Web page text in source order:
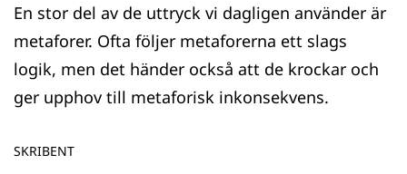
En stor del av de uttryck vi dagligen använder är
metaforer. Ofta följer metaforerna ett slags
logik, men det händer också att de krockar och
ger upphov till metaforisk inkonsekvens.
SKRIBENT